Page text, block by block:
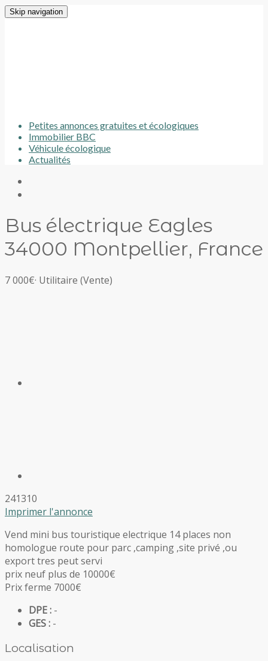
Skip navigation
Petites annonces gratuites et écologiques
Immobilier BBC
Véhicule écologique
Actualités
Bus électrique Eagles
34000 Montpellier, France
7 000€· Utilitaire (Vente)
241310
Imprimer l'annonce
Vend mini bus touristique electrique 14 places non
homologue route pour parc ,camping ,site privé ,ou
export tres peut servi
prix neuf plus de 10000€
Prix ferme 7000€
DPE : -
GES : -
Localisation